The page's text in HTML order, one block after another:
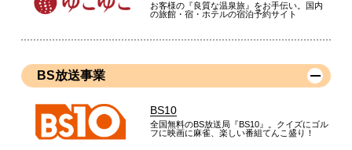
お客様の『良質な温泉旅』をお手伝い。国内
の旅館・宿・ホテルの宿泊予約サイト
BS放送事業
BS10
全国無料のBS放送局『BS10』。クイズにゴル
フに映画に麻雀、楽しい番組てんこ盛り！